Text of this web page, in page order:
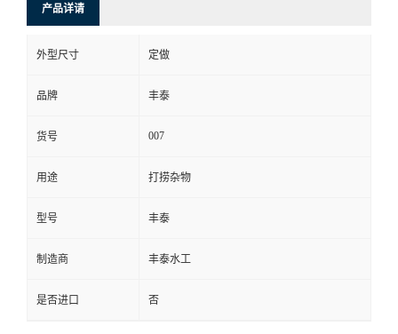
产品详请
外型尺寸 定做
品牌 丰泰
货号 007
用途 打捞杂物
型号 丰泰
制造商 丰泰水工
是否进口 否